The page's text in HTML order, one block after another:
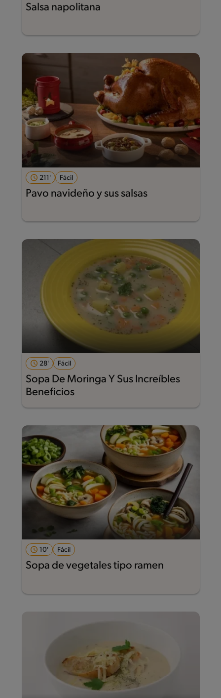
Salsa napolitana
211' Fácil
Pavo navideño y sus salsas
28' Fácil
Sopa De Moringa Y Sus Increíbles
Beneficios
10' Fácil
Sopa de vegetales tipo ramen